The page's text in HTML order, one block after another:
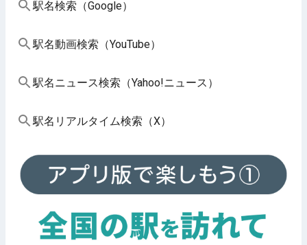
駅名検索（Google）
駅名動画検索（YouTube）
駅名ニュース検索（Yahoo!ニュース）
駅名リアルタイム検索（X）